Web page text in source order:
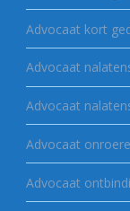
Advocaat kort
Advocaat
Advocaat
Advocaat
Advocaat